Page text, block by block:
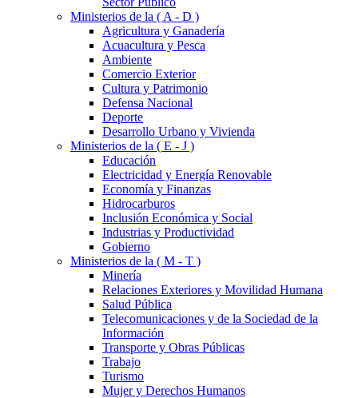
Ministerios de la ( A - D )
Agricultura y Ganadería
Acuacultura y Pesca
Ambiente
Comercio Exterior
Cultura y Patrimonio
Defensa Nacional
Deporte
Desarrollo Urbano y Vivienda
Ministerios de la ( E - J )
Educación
Electricidad y Energía Renovable
Economía y Finanzas
Hidrocarburos
Inclusión Económica y Social
Industrias y Productividad
Gobierno
Ministerios de la ( M - T )
Minería
Relaciones Exteriores y Movilidad Humana
Salud Pública
Telecomunicaciones y de la Sociedad de la
Información
Transporte y Obras Públicas
Trabajo
Turismo
Mujer y Derechos Humanos